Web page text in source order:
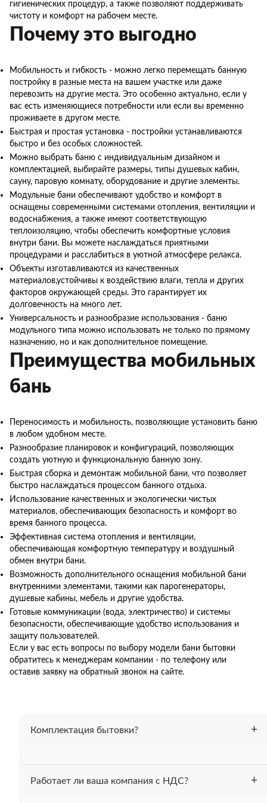
гигиенических процедур, а также позволяют поддерживать
чистоту и комфорт на рабочем месте.
Почему это выгодно
Мобильность и гибкость - можно легко перемещать банную
постройку в разные места на вашем участке или даже
перевозить на другие места. Это особенно актуально, если у
вас есть изменяющиеся потребности или если вы временно
проживаете в другом месте.
Быстрая и простая установка - постройки устанавливаются
быстро и без особых сложностей.
Можно выбрать баню с индивидуальным дизайном и
комплектацией, выбирайте размеры, типы душевых кабин,
сауну, паровую комнату, оборудование и другие элементы.
Модульные бани обеспечивают удобство и комфорт в
оснащены современными системами отопления, вентиляции и
водоснабжения, а также имеют соответствующую
теплоизоляцию, чтобы обеспечить комфортные условия
внутри бани. Вы можете наслаждаться приятными
процедурами и расслабиться в уютной атмосфере релакса.
Объекты изготавливаются из качественных
материалов,устойчивы к воздействию влаги, тепла и других
факторов окружающей среды. Это гарантирует их
долговечность на много лет.
Универсальность и разнообразие использования - баню
модульного типа можно использовать не только по прямому
назначению, но и как дополнительное помещение.
Преимущества мобильных
бань
Переносимость и мобильность, позволяющие установить баню
в любом удобном месте.
Разнообразие планировок и конфигураций, позволяющих
создать уютную и функциональную банную зону.
Быстрая сборка и демонтаж мобильной бани, что позволяет
быстро наслаждаться процессом банного отдыха.
Использование качественных и экологически чистых
материалов, обеспечивающих безопасность и комфорт во
время банного процесса.
Эффективная система отопления и вентиляции,
обеспечивающая комфортную температуру и воздушный
обмен внутри бани.
Возможность дополнительного оснащения мобильной бани
внутренними элементами, такими как парогенераторы,
душевые кабины, мебель и другие удобства.
Готовые коммуникации (вода, электричество) и системы
безопасности, обеспечивающие удобство использования и
защиту пользователей.
Если у вас есть вопросы по выбору модели бани бытовки
обратитесь к менеджерам компании - по телефону или
оставив заявку на обратный звонок на сайте.
Комплектация бытовки?
периметр (пол, потолок, стены). На полу постелен
Работает ли ваша компания с НДС?